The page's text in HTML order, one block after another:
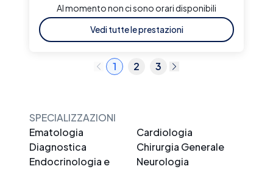
Al momento non ci sono orari disponibili
Vedi tutte le prestazioni
1 2 3
SPECIALIZZAZIONI
Ematologia
Cardiologia
Diagnostica
Chirurgia Generale
Endocrinologia e
Neurologia